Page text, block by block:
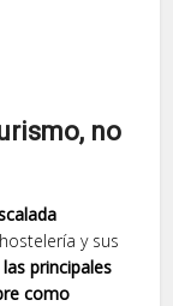
no
y sus
las principales
como